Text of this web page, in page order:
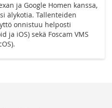
ja Google Homen kanssa,
älykotia. Tallenteiden
onnistuu helposti
ja iOS) sekä Foscam VMS